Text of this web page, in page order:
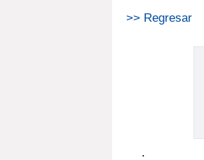
>> Regresar
.